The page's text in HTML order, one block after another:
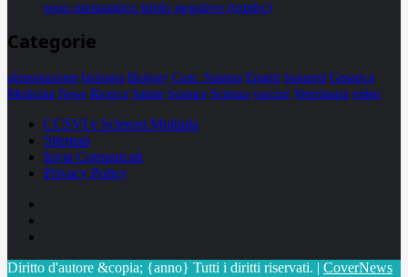
seno metastatico triplo negativo (mtnbc)
Categorie
alimentazione biologia Biology Com. Stampa Epatiti featured Genetica
Medicina News Ricerca Salute Science Scienza vaccini Veterinaria video
CCSVI e Sclerosi Multipla
Sitemap
Invia Comunicati
Privacy Policy
Diritto d'autore &copia; {anno} Tutti i diritti riservati. | CoverNews